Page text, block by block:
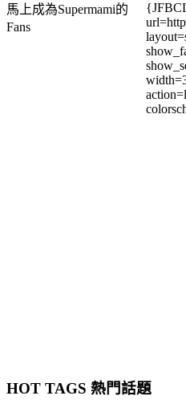
馬上成為Supermami的
Fans
HOT TAGS 熱門話題